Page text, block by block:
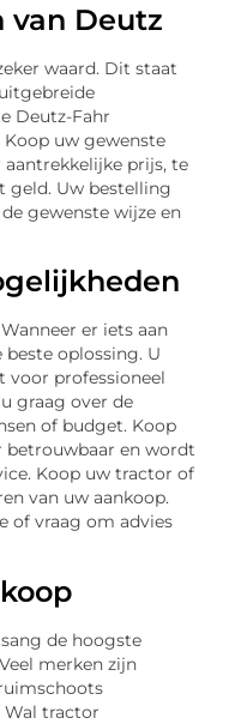
van Deutz
waard. Dit staat
Deutz-Fahr
uw gewenste
aantrekkelijke prijs, te
geld. Uw bestelling
gewenste wijze en
er iets aan
oplossing. U
voor professioneel
graag over de
of budget. Koop
betrouwbaar en wordt
Koop uw tractor of
van uw aankoop.
of vraag om advies
de hoogste
merken zijn
Wal tractor